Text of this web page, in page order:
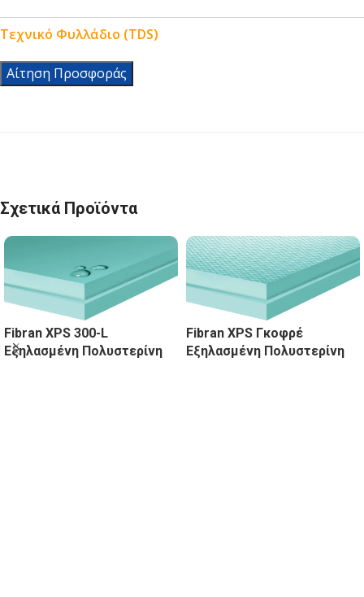
Τεχνικό Φυλλάδιο (TDS)
Αίτηση Προσφοράς
Σχετικά Προϊόντα
Fibran XPS 300-L
Εξηλασμένη Πολυστερίνη
Fibran XPS Γκοφρέ
Εξηλασμένη Πολυστερίνη